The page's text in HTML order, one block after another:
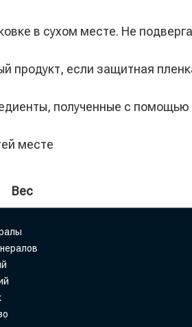
в сухом месте. Не
продукт, если защитная
полученные с помощью
месте
Вес